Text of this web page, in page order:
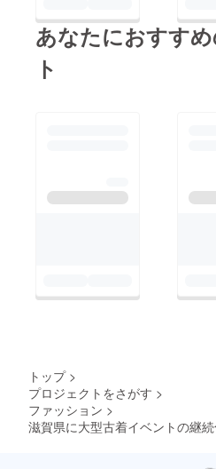
あなたにおすす
ト
トップ >
プロジェクトをさがす >
ファッション >
滋賀県に大型古着イベントの継